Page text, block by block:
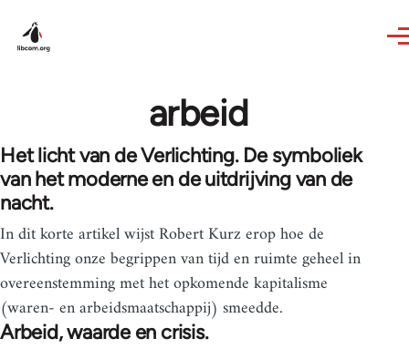
arbeid
Het licht van de Verlichting. De symboliek
van het moderne en de uitdrijving van de
nacht.
In dit korte artikel wijst Robert Kurz erop hoe de
Verlichting onze begrippen van tijd en ruimte geheel in
overeenstemming met het opkomende kapitalisme
(waren- en arbeidsmaatschappij) smeedde.
Arbeid, waarde en crisis.